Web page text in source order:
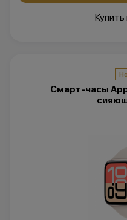
Купить
Смарт-часы